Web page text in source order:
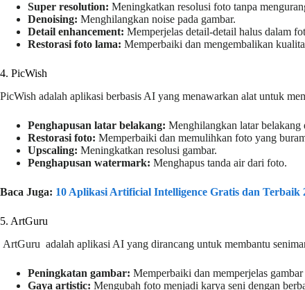
Super resolution: Meningkatkan resolusi foto tanpa
Denoising: Menghilangkan noise pada gambar.
Detail enhancement: Memperjelas detail-detail halus dalam
Restorasi foto lama: Memperbaiki dan mengembalikan
4. PicWish
PicWish adalah aplikasi berbasis AI yang menawarkan alat untuk
Penghapusan latar belakang: Menghilangkan latar belakang
Restorasi foto: Memperbaiki dan memulihkan foto yang
Upscaling: Meningkatkan resolusi gambar.
Penghapusan watermark: Menghapus tanda air dari foto.
Baca Juga: 10 Aplikasi Artificial Intelligence Gratis dan Terbaik
5. ArtGuru
ArtGuru adalah aplikasi AI yang dirancang untuk membantu
Peningkatan gambar: Memperbaiki dan memperjelas
Gaya artistic: Mengubah foto menjadi karya seni dengan